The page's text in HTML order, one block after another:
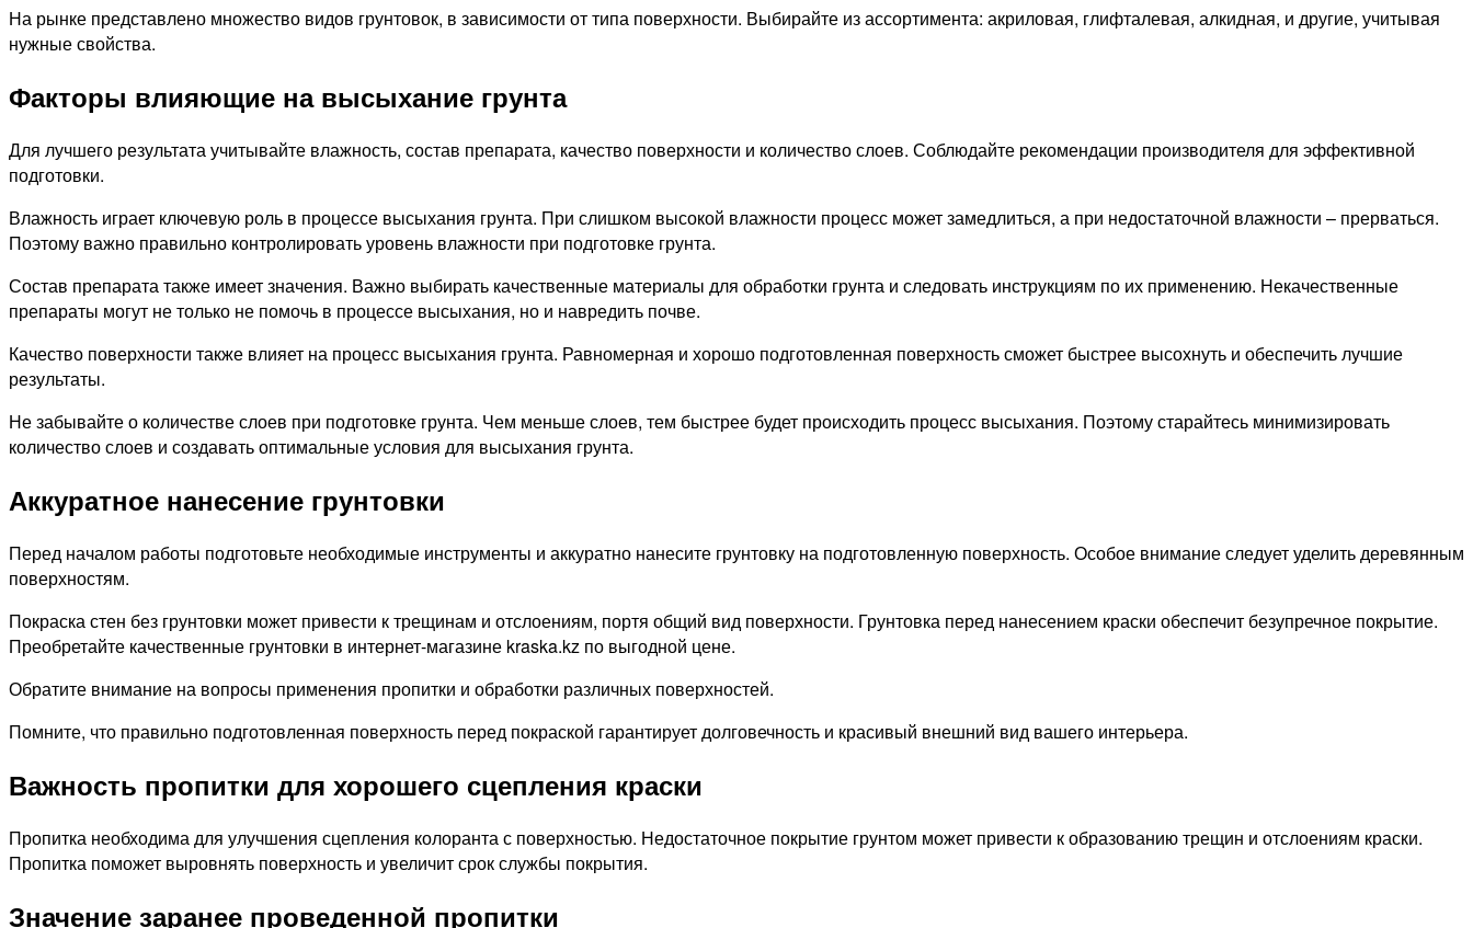
На рынке представлено множество видов грунтовок, в зависимости от типа поверхности. Выбирайте из ассортимента: акриловая, глифталевая, алкидная, и другие, учитывая
нужные свойства.
Факторы влияющие на высыхание грунта
Для лучшего результата учитывайте влажность, состав препарата, качество поверхности и количество слоев. Соблюдайте рекомендации производителя для эффективной
подготовки.
Влажность играет ключевую роль в процессе высыхания грунта. При слишком высокой влажности процесс может замедлиться, а при недостаточной влажности – прерваться.
Поэтому важно правильно контролировать уровень влажности при подготовке грунта.
Состав препарата также имеет значения. Важно выбирать качественные материалы для обработки грунта и следовать инструкциям по их применению. Некачественные
препараты могут не только не помочь в процессе высыхания, но и навредить почве.
Качество поверхности также влияет на процесс высыхания грунта. Равномерная и хорошо подготовленная поверхность сможет быстрее высохнуть и обеспечить лучшие
результаты.
Не забывайте о количестве слоев при подготовке грунта. Чем меньше слоев, тем быстрее будет происходить процесс высыхания. Поэтому старайтесь минимизировать
количество слоев и создавать оптимальные условия для высыхания грунта.
Аккуратное нанесение грунтовки
Перед началом работы подготовьте необходимые инструменты и аккуратно нанесите грунтовку на подготовленную поверхность. Особое внимание следует уделить деревянным
поверхностям.
Покраска стен без грунтовки может привести к трещинам и отслоениям, портя общий вид поверхности. Грунтовка перед нанесением краски обеспечит безупречное покрытие.
Преобретайте качественные грунтовки в интернет-магазине kraska.kz по выгодной цене.
Обратите внимание на вопросы применения пропитки и обработки различных поверхностей.
Помните, что правильно подготовленная поверхность перед покраской гарантирует долговечность и красивый внешний вид вашего интерьера.
Важность пропитки для хорошего сцепления краски
Пропитка необходима для улучшения сцепления колоранта с поверхностью. Недостаточное покрытие грунтом может привести к образованию трещин и отслоениям краски.
Пропитка поможет выровнять поверхность и увеличит срок службы покрытия.
Значение заранее проведенной пропитки